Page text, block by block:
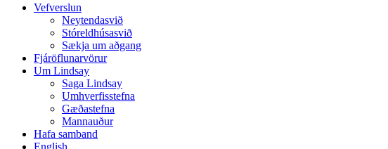
Vefverslun
Neytendasvið
Stóreldhúsasvið
Sækja um aðgang
Fjáröflunarvörur
Um Lindsay
Saga Lindsay
Umhverfisstefna
Gæðastefna
Mannauður
Hafa samband
English